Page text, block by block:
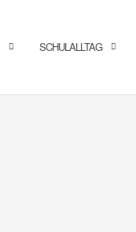
SCHULALLTAG